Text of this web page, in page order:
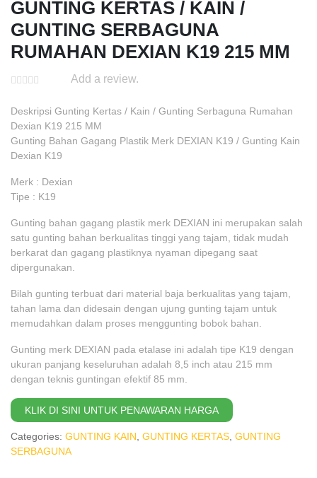
GUNTING KERTAS / KAIN /
GUNTING SERBAGUNA
RUMAHAN DEXIAN K19 215 MM
Add a review.
Deskripsi Gunting Kertas / Kain / Gunting Serbaguna Rumahan
Dexian K19 215 MM
Gunting Bahan Gagang Plastik Merk DEXIAN K19 / Gunting Kain
Dexian K19
Merk : Dexian
Tipe : K19
Gunting bahan gagang plastik merk DEXIAN ini merupakan salah
satu gunting bahan berkualitas tinggi yang tajam, tidak mudah
berkarat dan gagang plastiknya nyaman dipegang saat
dipergunakan.
Bilah gunting terbuat dari material baja berkualitas yang tajam,
tahan lama dan didesain dengan ujung gunting tajam untuk
memudahkan dalam proses menggunting bobok bahan.
Gunting merk DEXIAN pada etalase ini adalah tipe K19 dengan
ukuran panjang keseluruhan adalah 8,5 inch atau 215 mm
dengan teknis guntingan efektif 85 mm.
KLIK DI SINI UNTUK PENAWARAN HARGA
Categories: GUNTING KAIN, GUNTING KERTAS, GUNTING
SERBAGUNA